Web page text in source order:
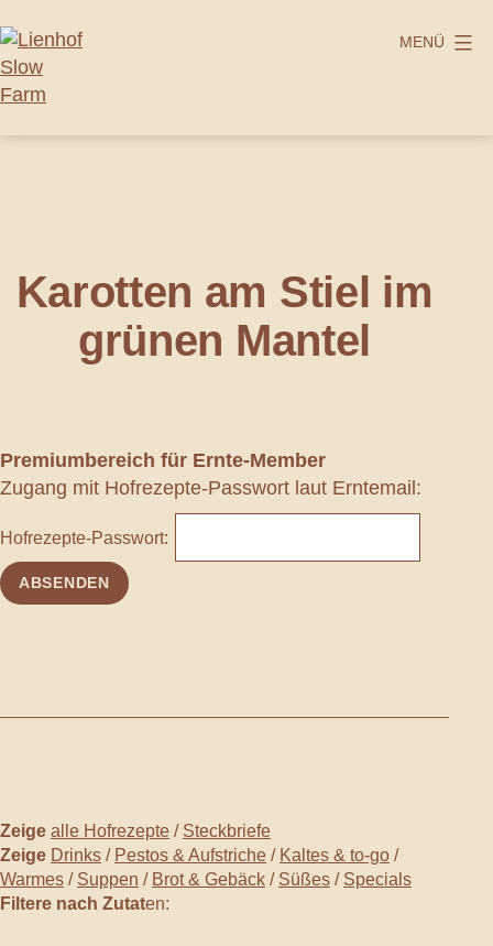
Inhalt
springen
MENÜ
Karotten am Stiel im
grünen Mantel
Premiumbereich für Ernte-Member
Zugang mit Hofrezepte-Passwort laut Erntemail:
Hofrezepte-Passwort:
Zeige alle Hofrezepte / Steckbriefe
Zeige Drinks / Pestos & Aufstriche / Kaltes & to-go /
Warmes / Suppen / Brot & Gebäck / Süßes / Specials
Filtere nach Zutaten: